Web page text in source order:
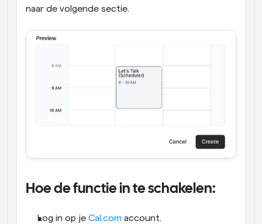
naar de volgende sectie.
Hoe de functie in te schakelen:
Log in op je Cal.com account.